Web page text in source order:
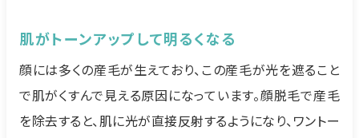
肌がトーンアップして明るくなる
顔には多くの産毛が生えており、この産毛が光を遮ること
で肌がくすんで見える原因になっています。顔脱毛で産毛
を除去すると、肌に光が直接反射するようになり、ワントー